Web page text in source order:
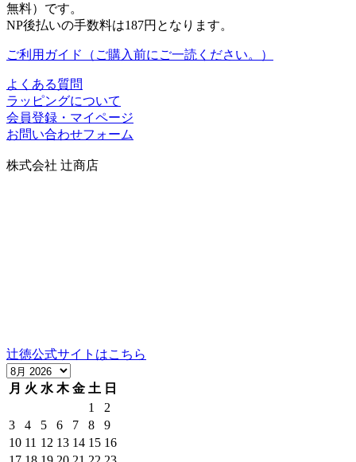
無料）です。
NP後払いの手数料は187円となります。
ご利用ガイド（ご購入前にご一読ください。）
よくある質問
ラッピングについて
会員登録・マイページ
お問い合わせフォーム
株式会社 辻商店
辻徳公式サイトはこちら
月 火 水 木 金 土 日
1
2
3
4 5 6 7 8
9
10 11 12 13 14 15 16